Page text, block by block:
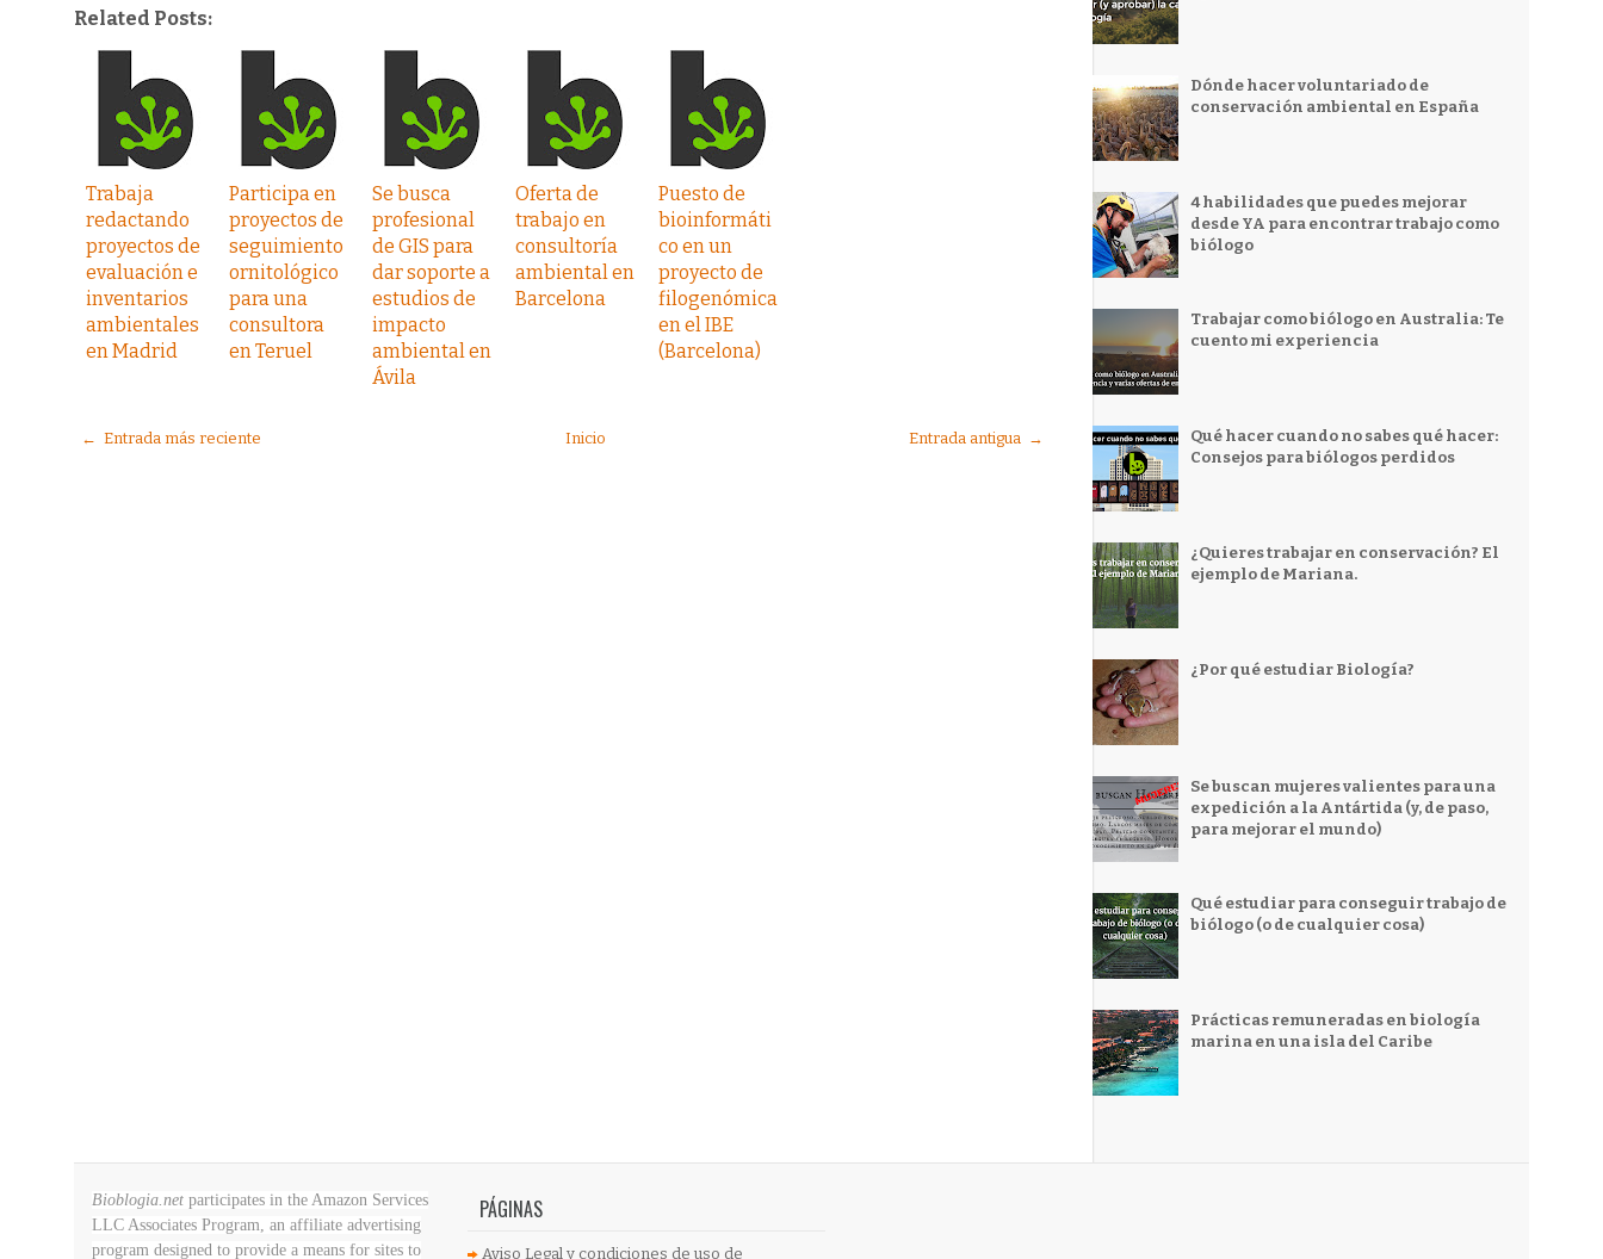
Related Posts:
Trabaja
redactando
proyectos de
evaluación e
inventarios
ambientales
en Madrid
Participa en
proyectos de
seguimiento
ornitológico
para una
consultora
en Teruel
Se busca
profesional
de GIS para
dar soporte a
estudios de
impacto
ambiental en
Ávila
Oferta de
trabajo en
consultoría
ambiental en
Barcelona
Puesto de
bioinformáti
co en un
proyecto de
filogenómica
en el IBE
(Barcelona)
← Entrada más reciente Entrada antigua →
Inicio
Dónde hacer voluntariado de
conservación ambiental en España
4 habilidades que puedes mejorar
desde YA para encontrar trabajo como
biólogo
Trabajar como biólogo en Australia: Te
cuento mi experiencia
Qué hacer cuando no sabes qué hacer:
Consejos para biólogos perdidos
¿Quieres trabajar en conservación? El
ejemplo de Mariana.
¿Por qué estudiar Biología?
Se buscan mujeres valientes para una
expedición a la Antártida (y, de paso,
para mejorar el mundo)
Qué estudiar para conseguir trabajo de
biólogo (o de cualquier cosa)
Prácticas remuneradas en biología
marina en una isla del Caribe
Bioblogia.net participates in the Amazon Services
LLC Associates Program, an affiliate advertising
program designed to provide a means for sites to
PÁGINAS
Aviso Legal y condiciones de uso de